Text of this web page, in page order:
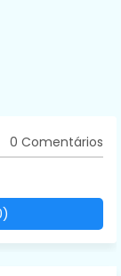
0 Comentários